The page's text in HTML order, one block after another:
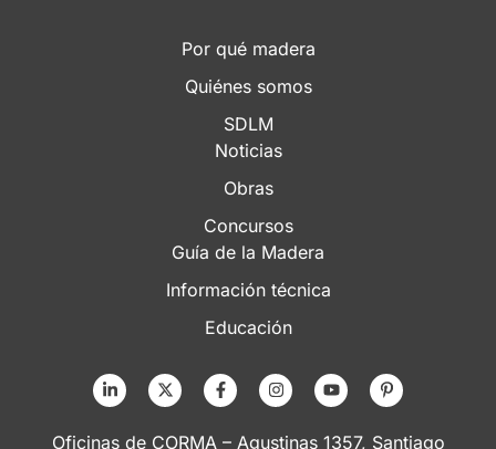
Por qué madera
Quiénes somos
SDLM
Noticias
Obras
Concursos
Guía de la Madera
Información técnica
Educación
Oficinas de CORMA – Agustinas 1357, Santiago